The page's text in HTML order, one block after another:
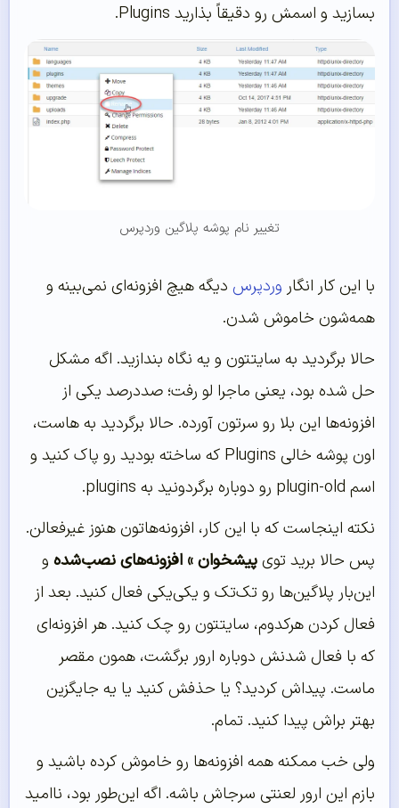
بسازید و اسمش رو دقیقاً بذارید Plugins.
تغییر نام پوشه پلاگین وردپرس
با این کار انگار وردپرس دیگه هیچ افزونه‌ای نمی‌بینه و
همه‌شون خاموش شدن.
حالا برگردید به سایتتون و یه نگاه بندازید. اگه مشکل
حل شده بود، یعنی ماجرا لو رفت؛ صددرصد یکی از
افزونه‌ها این بلا رو سرتون آورده. حالا برگردید به هاست،
اون پوشه خالی Plugins که ساخته بودید رو پاک کنید و
اسم plugin-old رو دوباره برگردونید به plugins.
نکته اینجاست که با این کار، افزونه‌هاتون هنوز غیرفعالن.
پس حالا برید تویپیشخوان » افزونه‌های نصب‌شده و
این‌بار پلاگین‌ها رو تک‌تک و یکی‌یکی فعال کنید. بعد از
فعال کردن هرکدوم، سایتتون رو چک کنید. هر افزونه‌ای
که با فعال شدنش دوباره ارور برگشت، همون مقصر
ماست. پیداش کردید؟ یا حذفش کنید یا یه جایگزین
بهتر براش پیدا کنید. تمام.
ولی خب ممکنه همه افزونه‌ها رو خاموش کرده باشید و
بازم این ارور لعنتی سرجاش باشه. اگه این‌طور بود، ناامید